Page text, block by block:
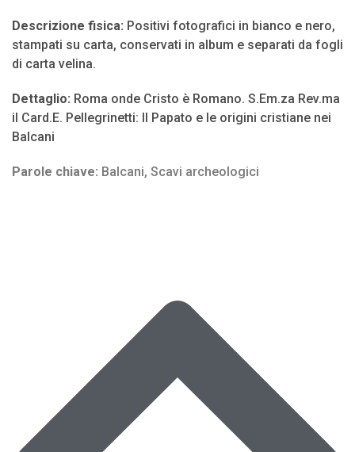
Descrizione fisica: Positivi fotografici in bianco e nero,
stampati su carta, conservati in album e separati da fogli
di carta velina.
Dettaglio: Roma onde Cristo è Romano. S.Em.za Rev.ma
il Card.E. Pellegrinetti: Il Papato e le origini cristiane nei
Balcani
Parole chiave: Balcani, Scavi archeologici